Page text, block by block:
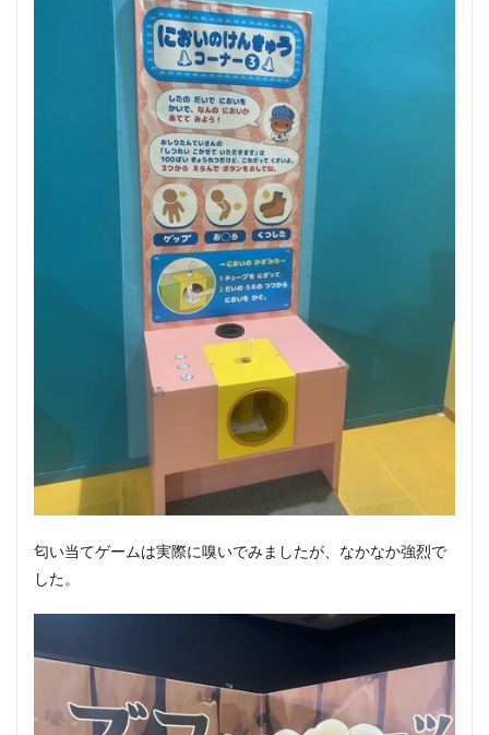
匂い当てゲームは実際に嗅いでみましたが、なかなか強烈で
した。